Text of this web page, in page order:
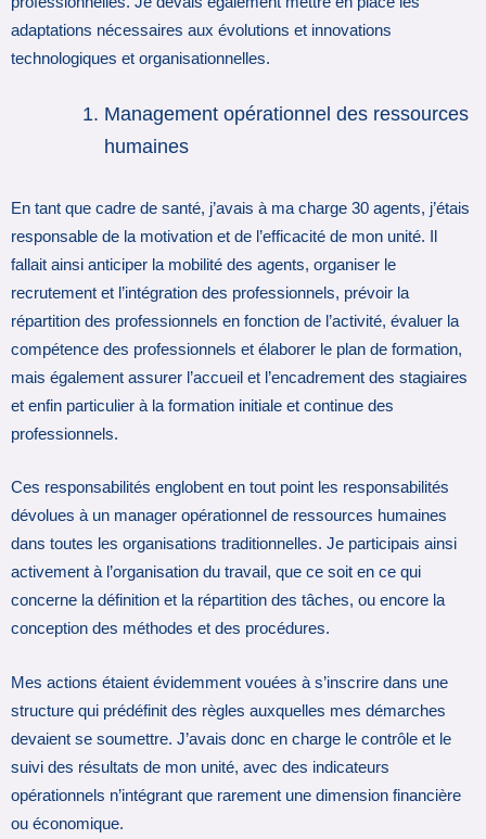
adaptations nécessaires aux évolutions et innovations
technologiques et organisationnelles.
Management opérationnel des ressources
humaines
En tant que cadre de santé, j’avais à ma charge 30 agents, j’étais
responsable de la motivation et de l’efficacité de mon unité. Il
fallait ainsi anticiper la mobilité des agents, organiser le
recrutement et l’intégration des professionnels, prévoir la
répartition des professionnels en fonction de l’activité, évaluer la
compétence des professionnels et élaborer le plan de formation,
mais également assurer l’accueil et l’encadrement des stagiaires
et enfin particulier à la formation initiale et continue des
professionnels.
Ces responsabilités englobent en tout point les responsabilités
dévolues à un manager opérationnel de ressources humaines
dans toutes les organisations traditionnelles. Je participais ainsi
activement à l’organisation du travail, que ce soit en ce qui
concerne la définition et la répartition des tâches, ou encore la
conception des méthodes et des procédures.
Mes actions étaient évidemment vouées à s’inscrire dans une
structure qui prédéfinit des règles auxquelles mes démarches
devaient se soumettre. J’avais donc en charge le contrôle et le
suivi des résultats de mon unité, avec des indicateurs
opérationnels n’intégrant que rarement une dimension financière
ou économique.